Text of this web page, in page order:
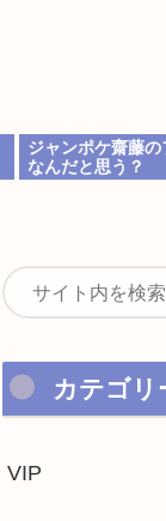
ジャンポケ齋藤
なんだと思う？
カテゴリ
VIP